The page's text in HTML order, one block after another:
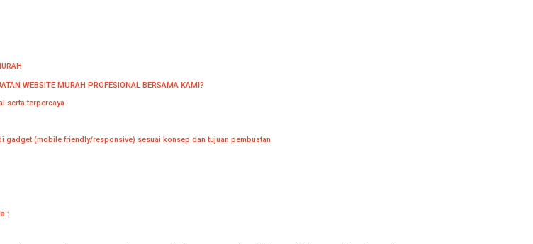
WEBSITE MURAH PROFESIONAL BERSAMA KAMI?
serta terpercaya
gadget (mobile friendly/responsive) sesuai konsep dan tujuan pembuatan
: